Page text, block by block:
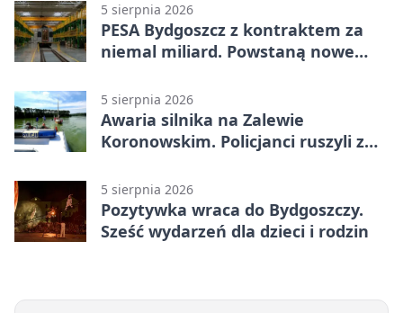
5 sierpnia 2026
PESA Bydgoszcz z kontraktem za
niemal miliard. Powstaną nowe
5 sierpnia 2026
Awaria silnika na Zalewie
Koronowskim. Policjanci ruszyli z
5 sierpnia 2026
Pozytywka wraca do Bydgoszczy.
Sześć wydarzeń dla dzieci i rodzin